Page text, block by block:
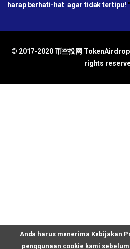
harap berhati-hati agar tidak tertipu!
© 2017-2020 币空投网
rights
Anda harus menerima Kebijakan
penggunaan cookie kami